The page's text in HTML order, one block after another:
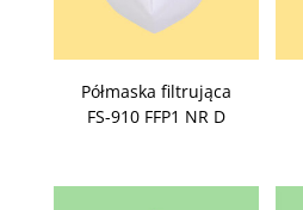
Półmaska filtrująca
FS-910 FFP1 NR D